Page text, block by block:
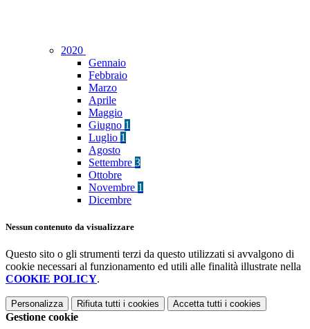
2020
Gennaio
Febbraio
Marzo
Aprile
Maggio
Giugno 1
Luglio 1
Agosto
Settembre 3
Ottobre
Novembre 1
Dicembre
Nessun contenuto da visualizzare
Questo sito o gli strumenti terzi da questo utilizzati si avvalgono di
cookie necessari al funzionamento ed utili alle finalità illustrate nella
COOKIE POLICY.
Personalizza Rifiuta tutti i cookies Accetta tutti i cookies
Gestione cookie